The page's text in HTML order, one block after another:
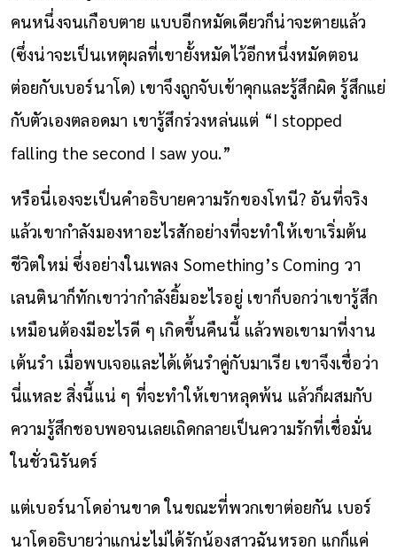
คนหนึ่งจนเกือบตาย แบบอีกหมัดเดียวก็น่าจะตายแล้ว
(ซึ่งน่าจะเป็นเหตุผลที่เขายั้งหมัดไว้อีกหนึ่งหมัดตอน
ต่อยกับเบอร์นาโด) เขาจึงถูกจับเข้าคุกและรู้สึกผิด รู้สึกแย่
กับตัวเองตลอดมา เขารู้สึกร่วงหล่นแต่ “I stopped
falling the second I saw you.”
หรือนี่เองจะเป็นคำอธิบายความรักของโทนี? อันที่จริง
แล้วเขากำลังมองหาอะไรสักอย่างที่จะทำให้เขาเริ่มต้น
ชีวิตใหม่ ซึ่งอย่างในเพลง Something’s Coming วา
เลนตินาก็ทักเขาว่ากำลังยิ้มอะไรอยู่ เขาก็บอกว่าเขารู้สึก
เหมือนต้องมีอะไรดี ๆ เกิดขึ้นคืนนี้ แล้วพอเขามาที่งาน
เต้นรำ เมื่อพบเจอและได้เต้นรำคู่กับมาเรีย เขาจึงเชื่อว่า
นี่แหละ สิ่งนี้แน่ ๆ ที่จะทำให้เขาหลุดพ้น แล้วก็ผสมกับ
ความรู้สึกชอบพอจนเลยเถิดกลายเป็นความรักที่เชื่อมั่น
ในชั่วนิรันดร์
แต่เบอร์นาโดอ่านขาด ในขณะที่พวกเขาต่อยกัน เบอร์
นาโดอธิบายว่าแกน่ะไม่ได้รักน้องสาวฉันหรอก แกก็แค่